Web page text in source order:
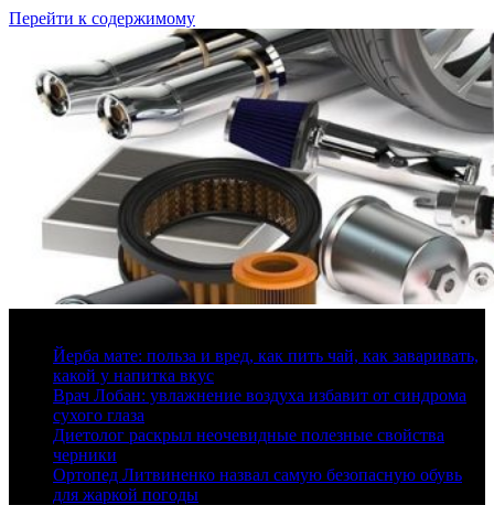
Перейти к содержимому
Йерба мате: польза и вред, как пить чай, как заваривать,
какой у напитка вкус
Врач Лобан: увлажнение воздуха избавит от синдрома
сухого глаза
Диетолог раскрыл неочевидные полезные свойства
черники
Ортопед Литвиненко назвал самую безопасную обувь
для жаркой погоды